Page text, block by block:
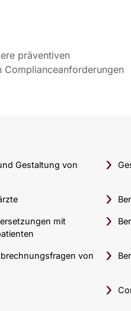
präventiven
Complianceanforderungen
Gestaltung von
mit
von